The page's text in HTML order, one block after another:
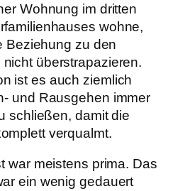
Wohnung im dritten
wohne,
Beziehung zu den
überstrapazieren.
ist es auch ziemlich
und Rausgehen immer
schließen, damit die
verqualmt.
war meistens prima. Das
ein wenig gedauert